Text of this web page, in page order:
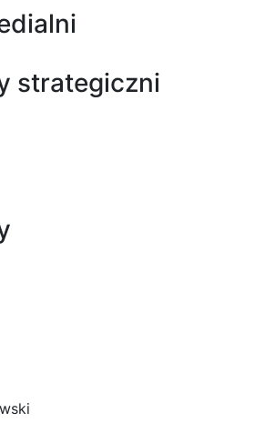
strategiczni